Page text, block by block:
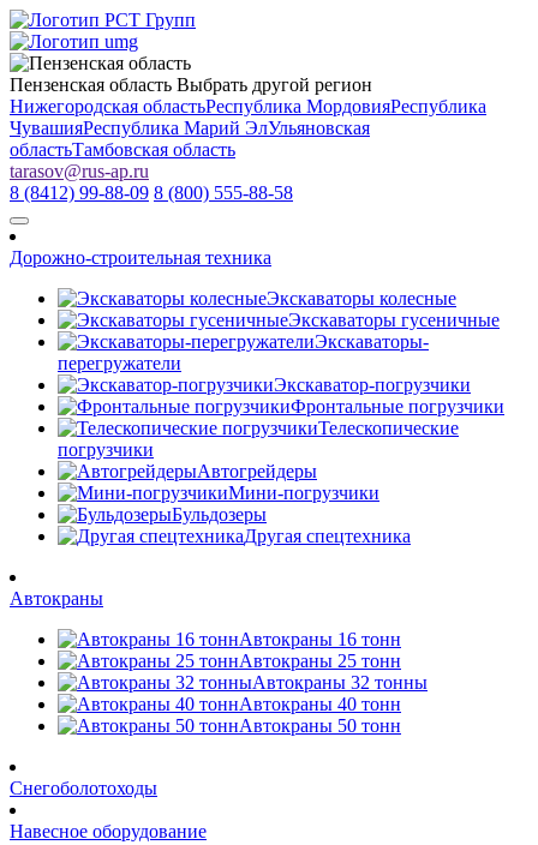
Пензенская область Выбрать другой регион
Нижегородская областьРеспублика МордовияРеспублика
ЧувашияРеспублика Марий ЭлУльяновская
областьТамбовская область
tarasov@rus-ap.ru
8 (8412) 99-88-09 8 (800) 555-88-58
Дорожно-строительная техника
Экскаваторы колесные
Экскаваторы гусеничные
Экскаваторы-
перегружатели
Экскаватор-погрузчики
Фронтальные погрузчики
Телескопические
погрузчики
Автогрейдеры
Мини-погрузчики
Бульдозеры
Другая спецтехника
Автокраны
Автокраны 16 тонн
Автокраны 25 тонн
Автокраны 32 тонны
Автокраны 40 тонн
Автокраны 50 тонн
Снегоболотоходы
Навесное оборудование